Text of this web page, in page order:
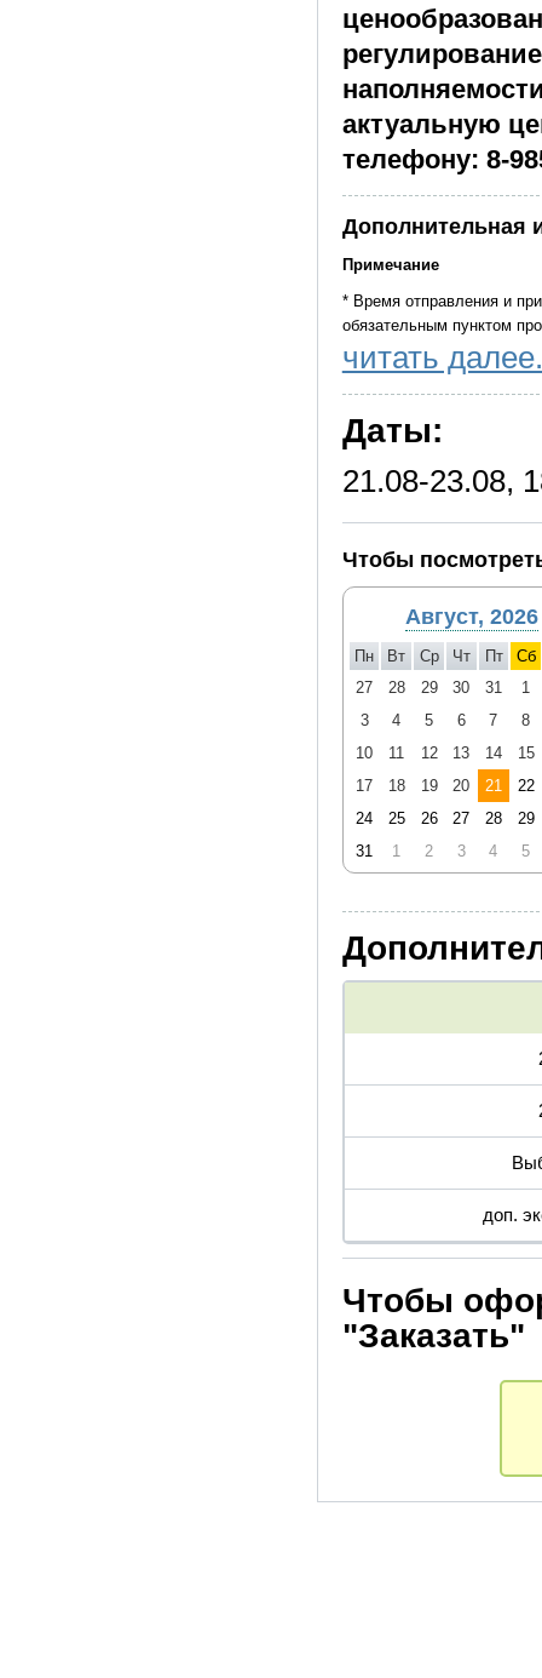
актуальную
телефону: 8-
Дополнительная
Примечание
* Время отправления и
обязательным пунктом
* Компания оставляет за
* При количестве
туристического класса.
* Услуга "Выбор места",
блоке цен и скидок).
читать
Даты:
21.08-23.08,
Чтобы
Август, 2026
Пн Вт Ср Чт Пт
Сб
27
28 29 30 31
1
3
4 5 6 7
8
10
11 12 13 14
15
17
18 19 20 21
22
24
25 26 27 28
29
31
1 2 3 4 5
доп.
Чтобы
"Заказать"